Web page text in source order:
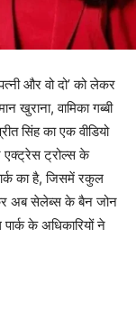
और वो दो’ को लेकर
खुराना, वामिका गब्बी
सिंह का एक वीडियो
एक्ट्रेस ट्रोल्स के
का है, जिसमें रकुल
अब सेलेब्स के बैन जोन
के अधिकारियों ने